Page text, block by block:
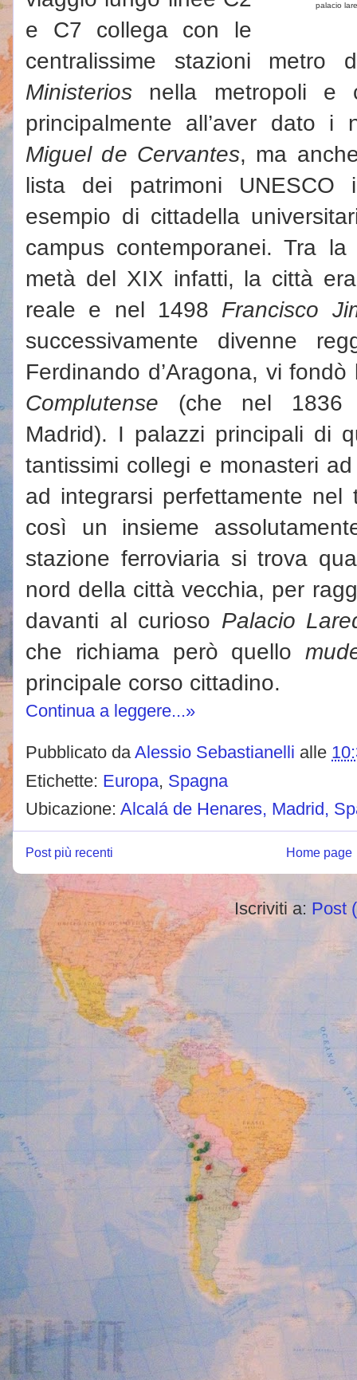
palacio
e C7 collega con le
centralissime stazioni
Ministerios nella metropoli e
principalmente all’aver dato i
Miguel de Cervantes, ma
lista dei patrimoni UNESCO
esempio di cittadella
campus contemporanei. Tra
metà del XIX infatti, la città
reale e nel 1498 Francisco
successivamente divenne
Ferdinando d’Aragona, vi
Complutense (che nel 1836
Madrid). I palazzi principali di
tantissimi collegi e monasteri
ad integrarsi perfettamente nel
così un insieme
stazione ferroviaria si trova
nord della città vecchia, per
davanti al curioso Palacio
che richiama però quello
principale corso cittadino.
Continua a leggere...»
Pubblicato daAlessio Sebastianelli alle
Etichette: Europa, Spagna
Ubicazione: Alcalá de Henares, Madrid,
Post più recenti Home page
Iscriviti a: Post